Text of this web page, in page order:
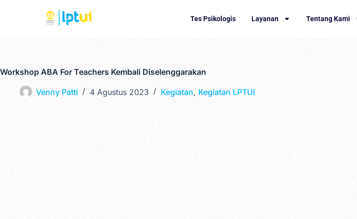
Tes Psikologis Layanan Tentang Kami
Workshop ABA For Teachers Kembali Diselenggarakan
Venny Patti 4 Agustus 2023 Kegiatan, Kegiatan LPTUI